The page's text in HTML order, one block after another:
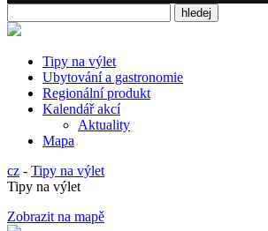
Tipy na výlet
Ubytování a gastronomie
Regionální produkt
Kalendář akcí
Aktuality
Mapa
cz - Tipy na výlet
Tipy na výlet
Zobrazit na mapě